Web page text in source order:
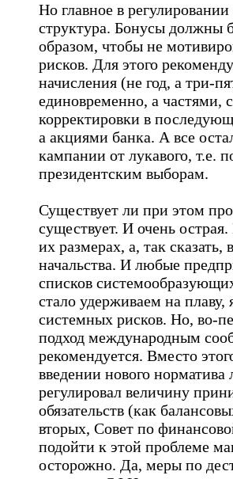
Но главное в
структура. Бонусы должны
образом, чтобы не
рисков. Для этого
начисления (не год, а три-
единовременно, а частями,
корректировки в
а акциями банка. А все
кампании от лукавого, т.е.
президентским выборам.
Существует ли при этом
существует. И очень
их размерах, а, так
начальства. И любые
списков
стало удерживаем на
системных рисков. Но, во-
подход международным
рекомендуется. Вместо
введении нового
регулировал величину
обязательств (как
вторых, Совет по
подойти к этой проблеме
осторожно. Да, меры по